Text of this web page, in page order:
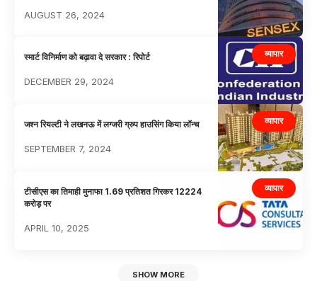
AUGUST 26, 2024
व्यापार
स्मार्ट विनिर्माण को बढ़ावा दे सरकार : रिपोर्ट
DECEMBER 29, 2024
व्यापार
जश्न रियल्टी ने लखनऊ में लग्जरी ग्रुप हाउसिंग किया लॉन्च
SEPTEMBER 7, 2024
व्यापार
टीसीएस का तिमाही मुनाफा 1.69 प्रतिशत गिरकर 12224
करोड़ पर
APRIL 10, 2025
SHOW MORE